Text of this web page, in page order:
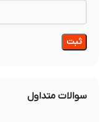
سوالات متداول